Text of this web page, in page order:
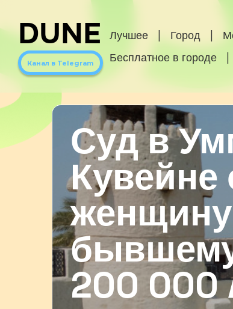
DUNE
Канал в Telegram
Лучшее Город
Бесплатное в городе
Суд в
Кувейне
200 000